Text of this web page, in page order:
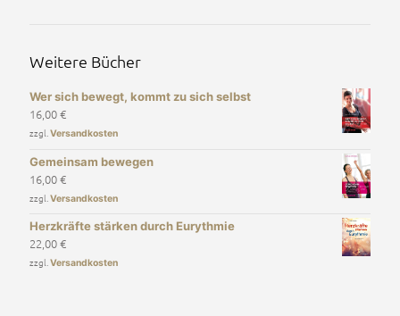
Weitere Bücher
Wer sich bewegt, kommt zu sich selbst
16,00€
zzgl.Versandkosten
Gemeinsam bewegen
16,00€
zzgl. Versandkosten
Herzkräfte stärken durch Eurythmie
22,00€
zzgl.Versandkosten